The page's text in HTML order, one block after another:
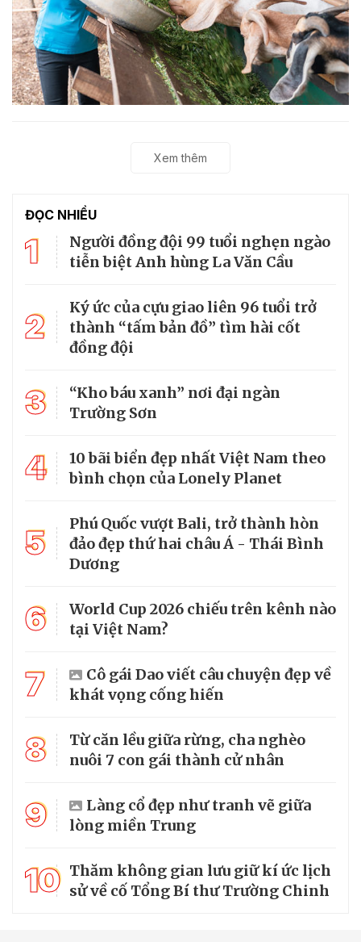
Xem thêm
ĐỌC NHIỀU
1
Người đồng đội 99 tuổi nghẹn ngào
tiễn biệt Anh hùng La Văn Cầu
2
Ký ức của cựu giao liên 96 tuổi trở
thành “tấm bản đồ” tìm hài cốt
đồng đội
3
“Kho báu xanh” nơi đại ngàn
Trường Sơn
4
10 bãi biển đẹp nhất Việt Nam theo
bình chọn của Lonely Planet
5
Phú Quốc vượt Bali, trở thành hòn
đảo đẹp thứ hai châu Á - Thái Bình
Dương
6
World Cup 2026 chiếu trên kênh nào
tại Việt Nam?
7
Cô gái Dao viết câu chuyện đẹp về
khát vọng cống hiến
8
Từ căn lều giữa rừng, cha nghèo
nuôi 7 con gái thành cử nhân
9
Làng cổ đẹp như tranh vẽ giữa
lòng miền Trung
10 Thăm không gian lưu giữ kí ức lịch
sử về cố Tổng Bí thư Trường Chinh